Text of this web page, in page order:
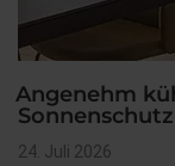
Angenehm
Veröffentlicht
24. Juli 2026